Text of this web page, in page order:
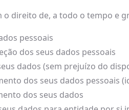
direito de, a todo o tempo e
pessoais
dos seus dados pessoais
dados (sem prejuízo do
dos seus dados pessoais
dos seus dados